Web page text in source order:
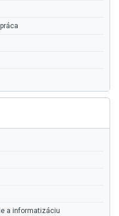
a informatizáciu